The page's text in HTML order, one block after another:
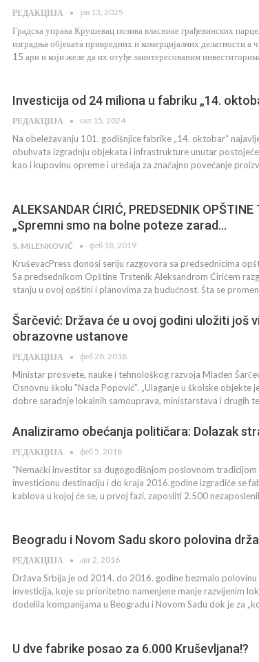
РЕДАКЦИЈА јан 13, 2025
Градска управа Крушевац позива власнике грађевинских
изградња објеката привредних и комерцијалних делатности а
15 ари и који желе да их отуђе заинтересованим
Investicija od 24 miliona u fabriku „14.
РЕДАКЦИЈА окт 15, 2024
Na obeležavanju 101. godišnjice fabrike „14. oktobar“
obuhvata izgradnju objekata i infrastrukture unutar
kao i kupovinu opreme i uređaja za značajno povećanje
ALEKSANDAR ĆIRIĆ, PREDSEDNIK OPŠTINE
„Spremni smo na bolne poteze zarad…
S. MILENKOVIĆ феб 18, 2019
KruševacPress donosi seriju razgovora sa predsednicima
Sa predsednikom Opštine Trstenik Aleksandrom Ćirićem
stanju u ovoj opštini i planovima za budućnost. Šta se
Šarčević: Država će u ovoj godini uložiti još
obrazovne ustanove
РЕДАКЦИЈА феб 28, 2018
Ministar prosvete, nauke i tehnološkog razvoja Mladen
Osnovnu školu "Nada Popović". „Ulaganje u školske objekte
dobre saradnje lokalnih samouprava, ministarstava i drugih
Analiziramo obećanja političara: Dolazak
РЕДАКЦИЈА феб 5, 2018
“Nemački investitor sa dugogodišnjom poslovnom tradicijom
investicionu destinaciju i do kraja 2016.godine izgradiće se
kablova u kojoj će se, u prvoj fazi, zaposliti 2.500
Beogradu i Novom Sadu skoro polovina
РЕДАКЦИЈА авг 2, 2016
Država Srbija je od 2014. do 2016. godine bezmalo
investicija, koje su prioritetno namenjene manje razvijenim
dodelila kompanijama u Beogradu i Novom Sadu dok je za
U dve fabrike posao za 6.000 Kruševljana!?